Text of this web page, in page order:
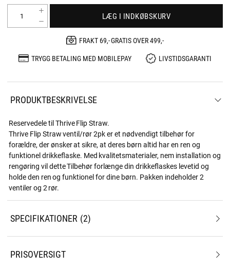
LÆG I INDKØBSKURV
FRAKT 69,- GRATIS OVER 499,-
TRYGG BETALING MED MOBILEPAY
LIVSTIDSGARANTI
PRODUKTBESKRIVELSE
Reservedele til Thrive Flip Straw.
Thrive Flip Straw ventil/rør 2pk er et nødvendigt tilbehør for
forældre, der ønsker at sikre, at deres børn altid har en ren og
funktionel drikkeflaske. Med kvalitetsmaterialer, nem installation og
rengøring vil dette Tilbehør forlænge din drikkeflaskes levetid og
holde den ren og funktionel for dine børn. Pakken indeholder 2
ventiler og 2 rør.
SPECIFIKATIONER 2
PRISOVERSIGT